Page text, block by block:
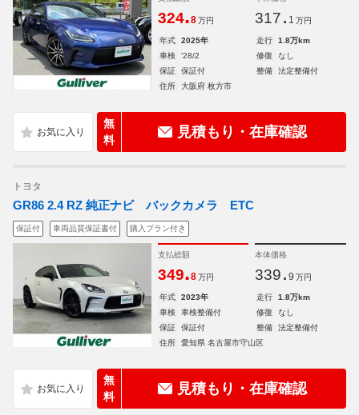
324.8 万円 317. 1 万円
年式 2025年 走行
1.8万km
車検
'28/2 修復
なし
保証
保証付 整備
法定整備付
住所
大阪府 枚方市
無
料
見積もり・在庫確認
トヨタ
GR86 2.4 RZ 純正ナビ バックカメラ ETC
保証付 車両品質保証書付 購入プラン付き
支払総額
349.8 万円
本体価格
339. 9 万円
年式 2023年 走行
1.8万km
車検
車検整備付 修復
なし
保証
保証付 整備
法定整備付
住所
愛知県 名古屋市守山区
無
料
見積もり・在庫確認